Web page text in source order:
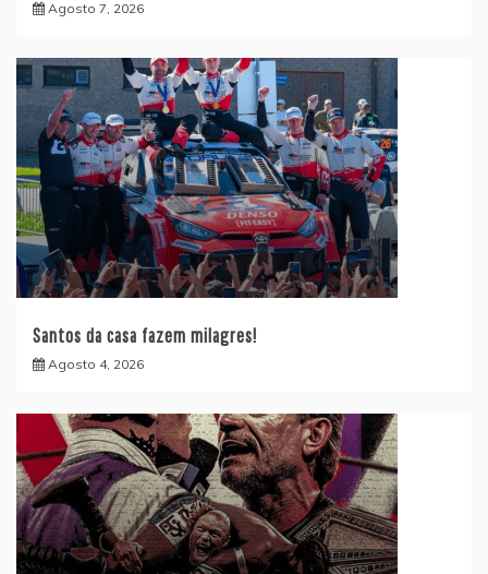
Agosto 7, 2026
Santos da casa fazem milagres!
Agosto 4, 2026